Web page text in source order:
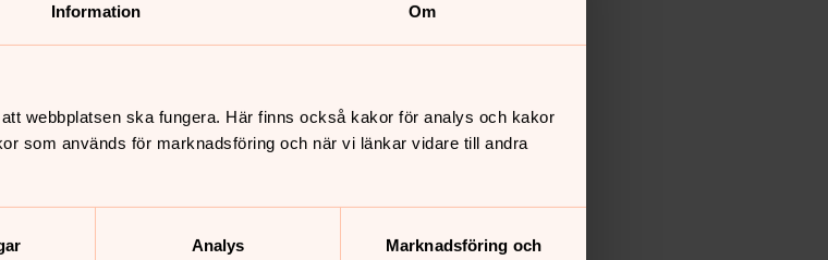
Information Om
webbplatsen ska fungera. Här finns också kakor för analys och kakor
som används för marknadsföring och när vi länkar vidare till andra
Analys
Marknadsföring och